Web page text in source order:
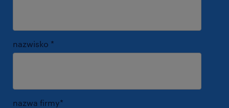
nazwisko *
nazwa firmy*